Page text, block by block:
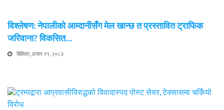
विश्लेषण: नेपालीको आम्दानीसँग मेल खान्छ त प्रस्तावित ट्राफिक
जरिवाना? विकसित…
बिहिवार, असार ११, २०८३